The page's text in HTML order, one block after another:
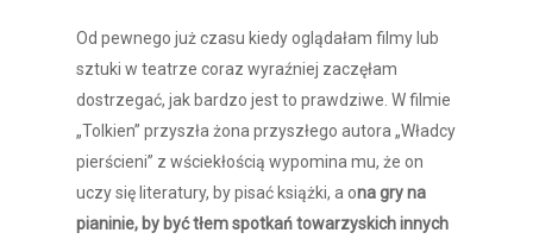
Od pewnego już czasu kiedy oglądałam filmy lub
sztuki w teatrze coraz wyraźniej zaczęłam
dostrzegać, jak bardzo jest to prawdziwe. W filmie
„Tolkien” przyszła żona przyszłego autora „Władcy
pierścieni” z wściekłością wypomina mu, że on
uczy się literatury, by pisać książki, a ona gry na
pianinie, by być tłem spotkań towarzyskich innych